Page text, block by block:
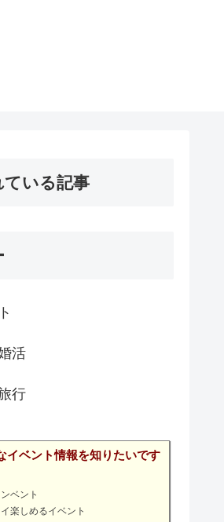
ている記事
活
行
イベント情報を知りたいです
ベント
楽しめるイベント